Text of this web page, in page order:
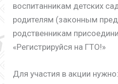
воспитанникам детских
родителям (законным
родственникам
«Регистрируйся на ГТО!»
Для участия в акции нужно: